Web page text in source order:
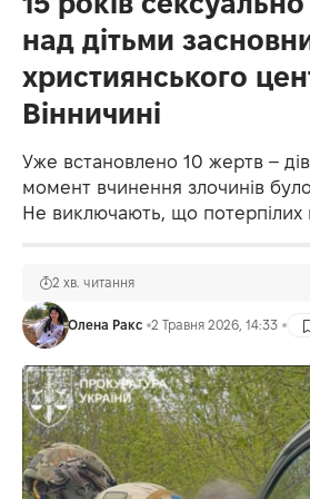
над дітьми
християнського
Вінничині
Уже встановлено 10 жертв –
момент вчинення злочинів
Не виключають, що потерпілих
Олена Ракс 2 Травня 2026, 14:33
2 хв. читання